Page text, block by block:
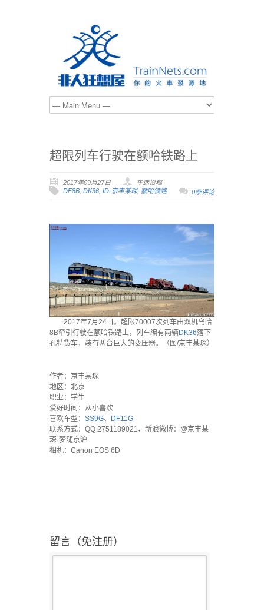
超限列车行驶在额哈铁路上
2017年09月27日
车迷投稿
DF8B, DK36, ID-京丰某琛, 额哈铁路 0条评论
2017年7月24日。超限70007次列车由双机乌哈
8B牵引行驶在额哈铁路上，列车编有两辆 DK36落下
孔特货车，装有两台巨大的变压器。（图/京丰某琛）
作者：京丰某琛
地区：北京
职业：学生
爱好时间：从小喜欢
喜欢车型： SS9G、
DF11G
联系方式：QQ 2751189021、新浪微博：@京丰某
琛·梦随京沪
相机：Canon EOS 6D
留言（免注册）